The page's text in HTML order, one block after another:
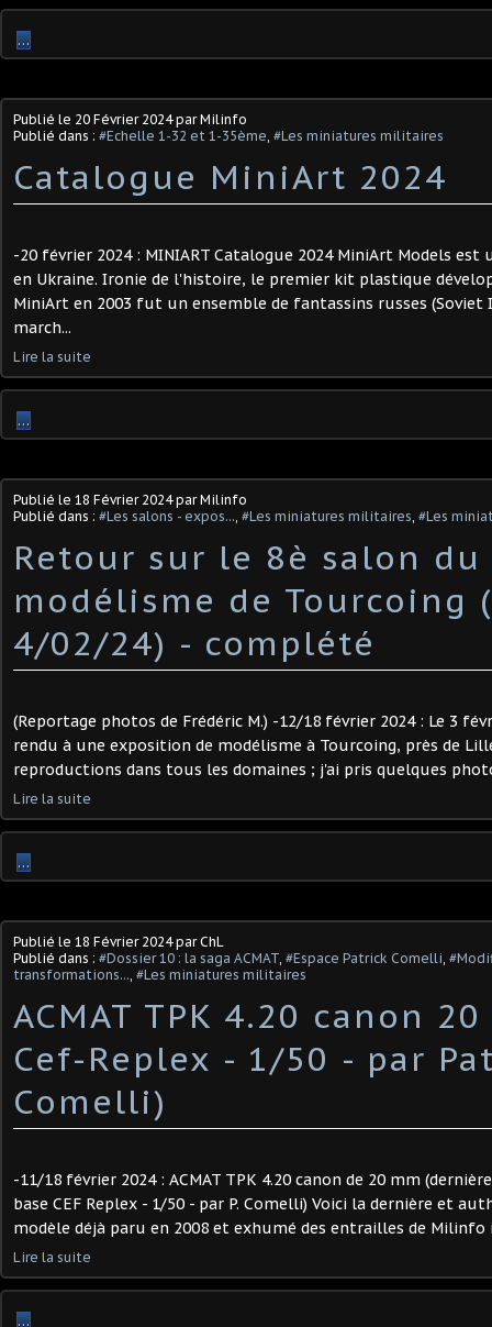
…
Publié le 20 Février 2024par Milinfo
Publié dans : #Echelle 1-32 et 1-35ème, #Les miniatures militaires
Catalogue MiniArt 2024
-20 février 2024 : MINIART Catalogue 2024 MiniArt Models est
en Ukraine. Ironie de l'histoire, le premier kit plastique
MiniArt en 2003 fut un ensemble de fantassins russes
march...
Lire la suite
…
Publié le 18 Février 2024par Milinfo
Publié dans : #Les salons - expos..., #Les miniatures militaires, #Les
Retour sur le 8è salon du
modélisme de Tourcoing
4/02/24) - complété
(Reportage photos de Frédéric M.) -12/18 février 2024 : Le 3
rendu à une exposition de modélisme à Tourcoing, près de
reproductions dans tous les domaines ; j'ai pris quelques
Lire la suite
…
Publié le 18 Février 2024par ChL
Publié dans : #Dossier 10 : la saga ACMAT, #Espace Patrick Comelli,
transformations..., #Les miniatures militaires
ACMAT TPK 4.20 canon
Cef-Replex - 1/50 - par
Comelli)
-11/18 février 2024 : ACMAT TPK 4.20 canon de 20 mm
base CEF Replex - 1/50 - par P. Comelli) Voici la dernière et
modèle déjà paru en 2008 et exhumé des entrailles de Milinfo
Lire la suite
…